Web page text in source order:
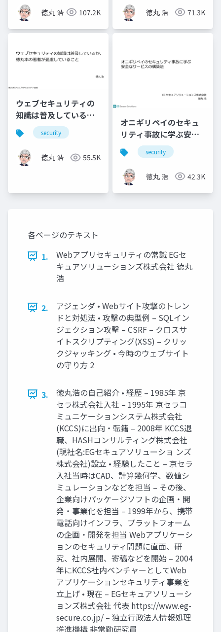
徳丸 浩 107.2K 徳丸 浩 71.3K
ウェブセキュリティの
知識は普及している
か、徳丸本の著者が憂
慮していること
security
徳丸 浩 55.5K
オニギリペイのセキュ
リティ事故に学ぶ安全
なサービスの構築法
security
徳丸 浩 42.3K
各ページのテキスト
1.
Webアプリセキュリティの常識 EGセ
キュアソリューションズ株式会社 徳丸
浩
2.
アジェンダ • Webサイト攻撃のトレン
ドと対処法 • 攻撃の典型例 – SQLイン
ジェクション攻撃 – CSRF – クロスサ
イトスクリプティング(XSS) – クリッ
クジャッキング • 今時のウェブサイト
の守り方 2
3.
徳丸浩の自己紹介 • 経歴 – 1985年 京
セラ株式会社入社 – 1995年 京セラコ
ミュニケーションシステム株式会社
(KCCS)に出向・転籍 – 2008年 KCCS退
職、HASHコンサルティング株式会社
(現社名:EGセキュアソリューショ ンズ
株式会社)設立 • 経験したこと – 京セラ
入社当時はCAD、計算幾何学、数値シ
ミュレーションなどを担当 – その後、
企業向けパッケージソフトの企画・開
発・事業化を担当 – 1999年から、携帯
電話向けインフラ、プラットフォーム
の企画・開発を担当 Webアプリケーシ
ョンのセキュリティ問題に直面、研
究、社内展開、寄稿などを開始 – 2004
年にKCCS社内ベンチャーとしてWeb
アプリケーションセキュリティ事業を
立上げ • 現在 – EGセキュアソリューシ
ョンズ株式会社 代表 https://www.eg-
secure.co.jp/ – 独立行政法人情報処理
推進機構 非常勤研究員